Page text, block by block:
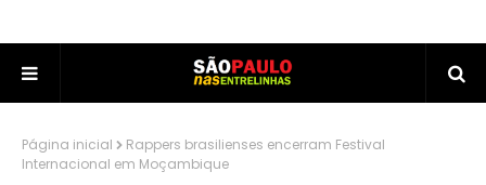
Página inicial
Rappers brasilienses encerram Festival
Internacional em Moçambique